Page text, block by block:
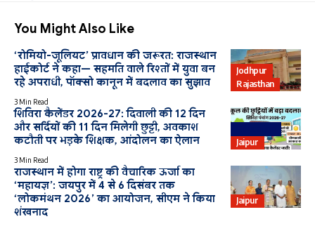
You Might Also Like
Jodhpur
Rajasthan
‘रोमियो-जूलियट’ प्रावधान की जरूरत: राजस्थान
हाईकोर्ट ने कहा— सहमति वाले रिश्तों में युवा बन
रहे अपराधी, पॉक्सो कानून में बदलाव का सुझाव
3 Min Read
Jaipur
शिविरा कैलेंडर 2026-27: दिवाली की 12 दिन
और सर्दियों की 11 दिन मिलेगी छुट्टी, अवकाश
कटौती पर भड़के शिक्षक, आंदोलन का ऐलान
3 Min Read
Jaipur
राजस्थान में होगा राष्ट्र की वैचारिक ऊर्जा का
‘महायज्ञ’: जयपुर में 4 से 6 दिसंबर तक
‘लोकमंथन 2026’ का आयोजन, सीएम ने किया
शंखनाद